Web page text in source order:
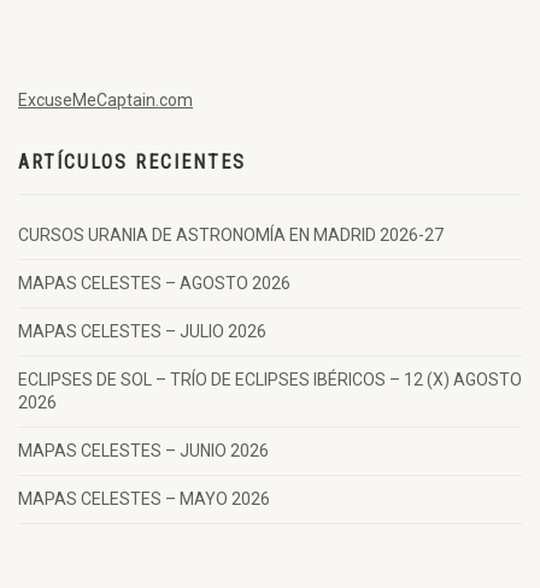
ExcuseMeCaptain.com
ARTÍCULOS RECIENTES
CURSOS URANIA DE ASTRONOMÍA EN MADRID 2026-27
MAPAS CELESTES – AGOSTO 2026
MAPAS CELESTES – JULIO 2026
ECLIPSES DE SOL – TRÍO DE ECLIPSES IBÉRICOS – 12 (X) AGOSTO
2026
MAPAS CELESTES – JUNIO 2026
MAPAS CELESTES – MAYO 2026